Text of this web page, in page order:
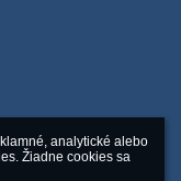
analytické alebo
Žiadne cookies sa